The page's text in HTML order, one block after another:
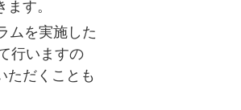
す。
ムを実施した
行いますの
ただくことも